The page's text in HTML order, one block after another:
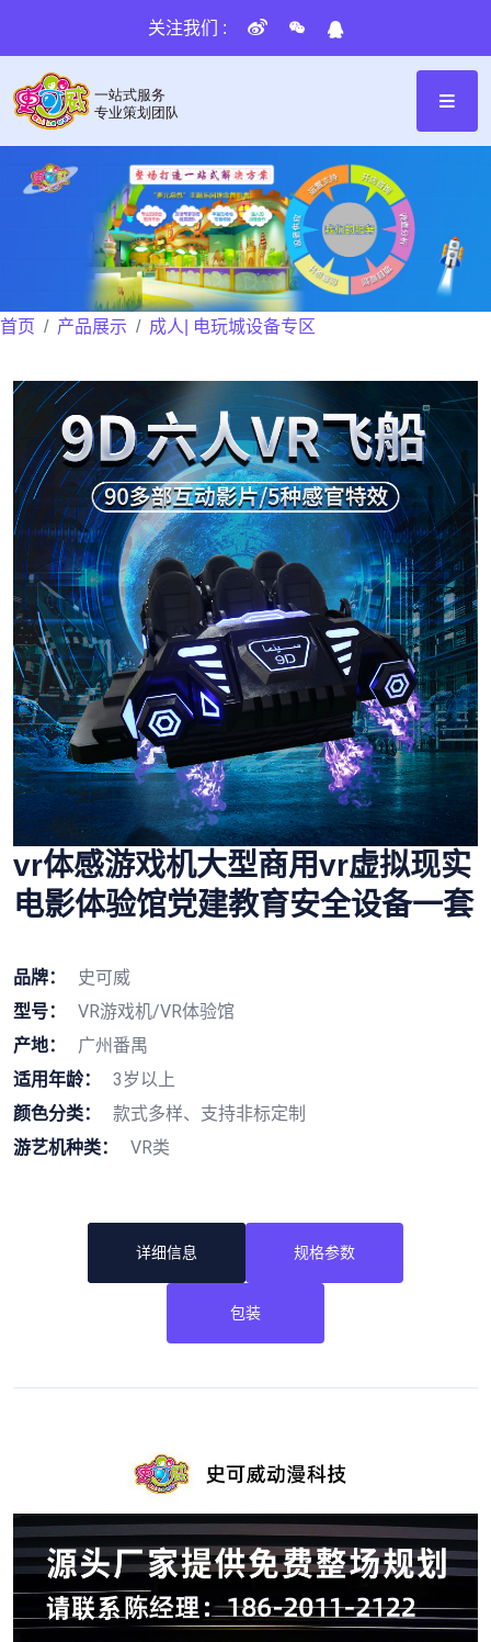
关注我们 :
首页 产品展示 成人| 电玩城设备专区
vr体感游戏机大型商用vr虚拟现实
电影体验馆党建教育安全设备一套
品牌：
史可威
型号：
VR游戏机/VR体验馆
产地：
广州番禺
适用年龄：
3岁以上
颜色分类：
款式多样、支持非标定制
游艺机种类：
VR类
详细信息 规格参数
包装